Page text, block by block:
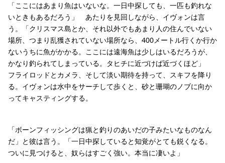
「ここにはあまり魚はいないな。一日中探しても、一匹も釣れな
いときもあるだろう」 あたりを見回しながら、イヴォンは言
う。「クリスマス島とか、それ以外でもあまり人の住んでいない
場所、つまり乱獲されていない場所なら、400メートル行くか行か
ないうちに魚がかかる。ここには遠海魚は少しはいるだろうが、
かなり釣られてしまっている。タヒチに近づけば近づくほど」
フライロッドとカメラ、そして淡い期待を持って、スキフを降り
る。イヴォンは水中をサーチして歩くと、砂と珊瑚のノブに向か
ってキャスティングする。
「ボーンフィッシングは猟と釣りのあいだの子みたいなものなん
だ」と彼は言う。「一日中探していると知覚がとても鋭くなる。
ついに見つけると、奴らはすごく強い。本当に凄いよ」